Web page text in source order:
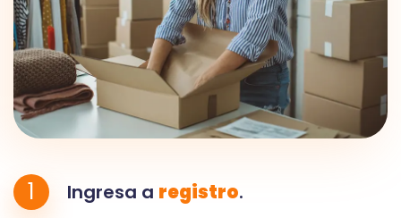
1 Ingresa a registro.